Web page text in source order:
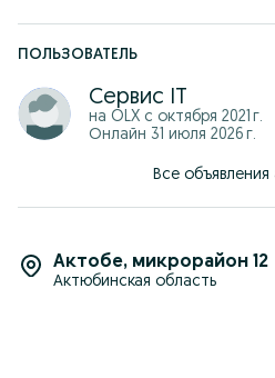
Телефон: +7 ***********45
ПОЛЬЗОВАТЕЛЬ
Сервис IT
на OLX с октября 2021 г.
Онлайн 31 июля 2026 г.
Все объявления
Актобе, микрорайон 12
Актюбинская область